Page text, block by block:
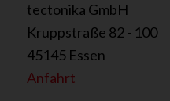
d
n
s
D
tectonika GmbH
Kruppstraße 82 - 100
45145 Essen
Anfahrt